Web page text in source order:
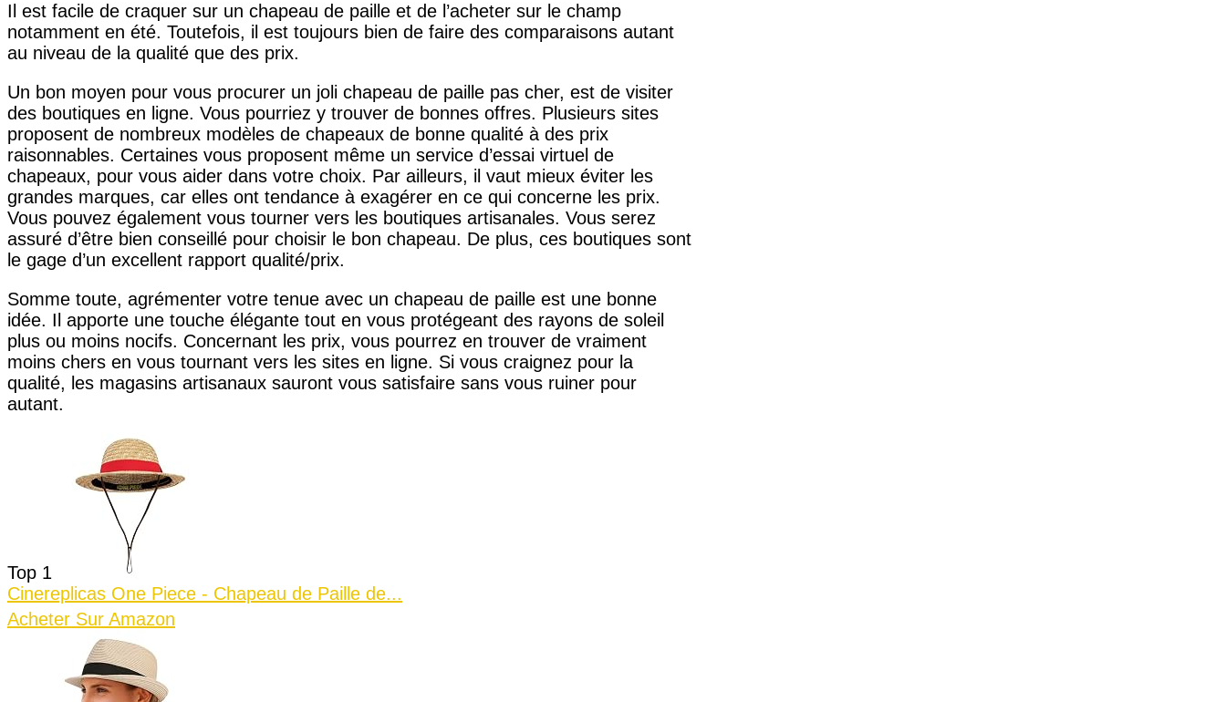
Il est facile de craquer sur un chapeau de paille et de l’acheter sur le champ
notamment en été. Toutefois, il est toujours bien de faire des comparaisons autant
au niveau de la qualité que des prix.
Un bon moyen pour vous procurer un joli chapeau de paille pas cher, est de visiter
des boutiques en ligne. Vous pourriez y trouver de bonnes offres. Plusieurs sites
proposent de nombreux modèles de chapeaux de bonne qualité à des prix
raisonnables. Certaines vous proposent même un service d’essai virtuel de
chapeaux, pour vous aider dans votre choix. Par ailleurs, il vaut mieux éviter les
grandes marques, car elles ont tendance à exagérer en ce qui concerne les prix.
Vous pouvez également vous tourner vers les boutiques artisanales. Vous serez
assuré d’être bien conseillé pour choisir le bon chapeau. De plus, ces boutiques sont
le gage d’un excellent rapport qualité/prix.
Somme toute, agrémenter votre tenue avec un chapeau de paille est une bonne
idée. Il apporte une touche élégante tout en vous protégeant des rayons de soleil
plus ou moins nocifs. Concernant les prix, vous pourrez en trouver de vraiment
moins chers en vous tournant vers les sites en ligne. Si vous craignez pour la
qualité, les magasins artisanaux sauront vous satisfaire sans vous ruiner pour
autant.
Top 1
Cinereplicas One Piece - Chapeau de Paille de...
Acheter Sur Amazon